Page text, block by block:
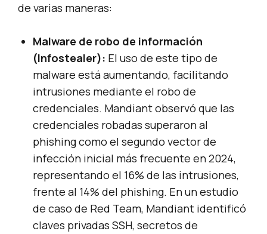
de varias maneras:
Malware de robo de información
(Infostealer): El uso de este tipo de
malware está aumentando, facilitando
intrusiones mediante el robo de
credenciales. Mandiant observó que las
credenciales robadas superaron al
phishing como el segundo vector de
infección inicial más frecuente en 2024,
representando el 16% de las intrusiones,
frente al 14% del phishing. En un estudio
de caso de Red Team, Mandiant identificó
claves privadas SSH, secretos de